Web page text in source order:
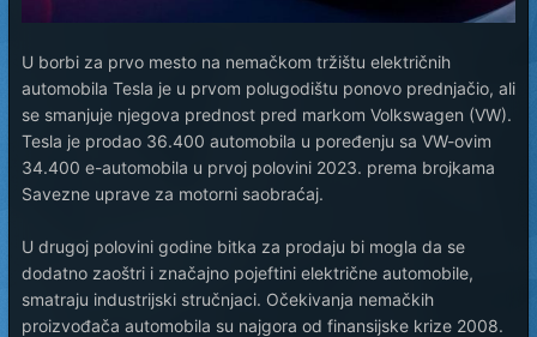
U borbi za prvo mesto na nemačkom tržištu električnih
automobila Tesla je u prvom polugodištu ponovo prednjačio, ali
se smanjuje njegova prednost pred markom Volkswagen (VW).
Tesla je prodao 36.400 automobila u poređenju sa VW-ovim
34.400 e-automobila u prvoj polovini 2023. prema brojkama
Savezne uprave za motorni saobraćaj.
U drugoj polovini godine bitka za prodaju bi mogla da se
dodatno zaoštri i značajno pojeftini električne automobile,
smatraju industrijski stručnjaci. Očekivanja nemačkih
proizvođača automobila su najgora od finansijske krize 2008.